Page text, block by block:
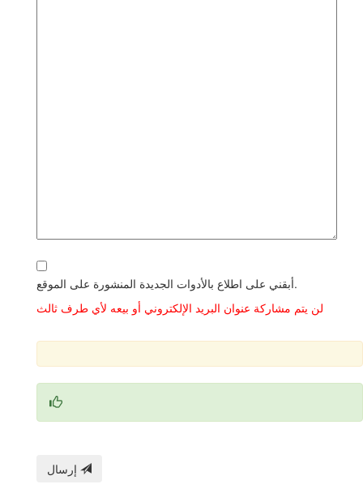
أبقني على اطلاع بالأدوات الجديدة المنشورة على الموقع.
لن يتم مشاركة عنوان البريد الإلكتروني أو بيعه لأي طرف ثالث